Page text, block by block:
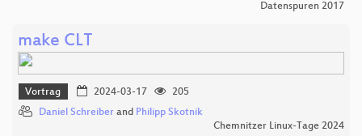
Datenspuren 2017
make CLT
Vortrag 2024-03-17
205
Daniel Schreiber and Philipp Skotnik
Chemnitzer Linux-Tage 2024